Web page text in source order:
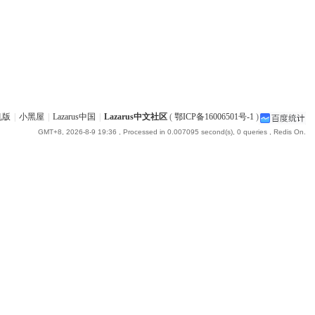
版 小黑屋 Lazarus中国 Lazarus中文社区( 鄂ICP备16006501号-1 )
GMT+8, 2026-8-9 19:36 , Processed in 0.007095 second(s), 0 queries , Redis On.